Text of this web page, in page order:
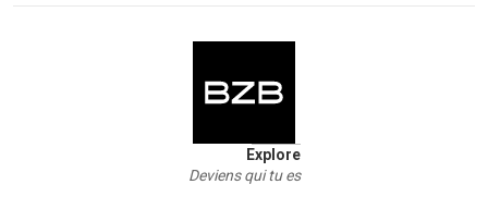
Explore
Deviens qui tu es